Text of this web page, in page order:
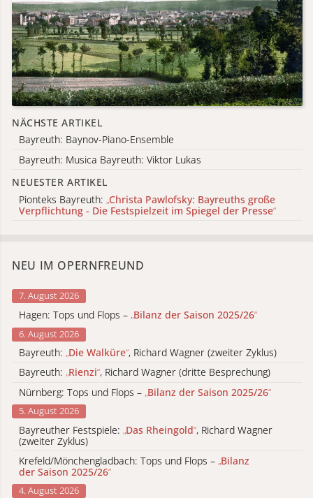
NÄCHSTE ARTIKEL
Bayreuth: Baynov-Piano-Ensemble
Bayreuth: Musica Bayreuth: Viktor Lukas
NEUESTER ARTIKEL
Pionteks Bayreuth: „Christa Pawlofsky: Bayreuths große
Verpflichtung - Die Festspielzeit im Spiegel der Presse“
NEU IM OPERNFREUND
7. August 2026
Hagen: Tops und Flops – „Bilanz der Saison 2025/26“
6. August 2026
Bayreuth: „Die Walküre“, Richard Wagner (zweiter Zyklus)
Bayreuth: „Rienzi“, Richard Wagner (dritte Besprechung)
Nürnberg: Tops und Flops – „Bilanz der Saison 2025/26“
5. August 2026
Bayreuther Festspiele: „Das Rheingold“, Richard Wagner
(zweiter Zyklus)
Krefeld/Mönchengladbach: Tops und Flops – „Bilanz
der Saison 2025/26“
4. August 2026